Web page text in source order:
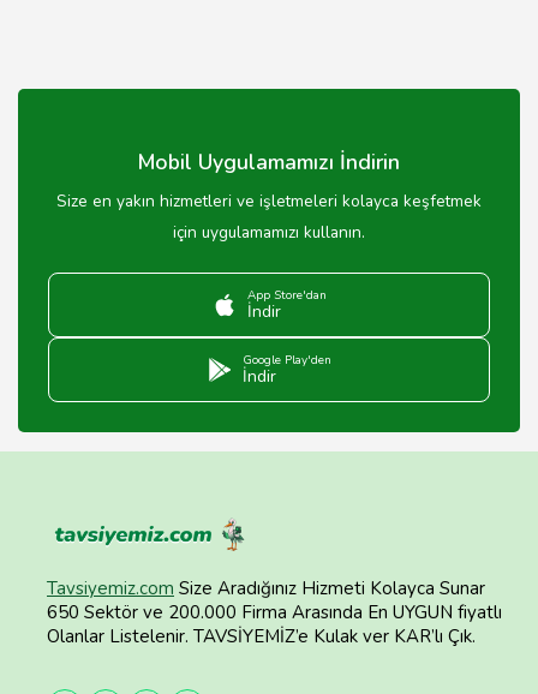
Mobil Uygulamamızı İndirin
Size en yakın hizmetleri ve işletmeleri kolayca keşfetmek
için uygulamamızı kullanın.
App Store'dan
İndir
Google Play'den
İndir
Tavsiyemiz.com Size Aradığınız Hizmeti Kolayca Sunar
650 Sektör ve 200.000 Firma Arasında En UYGUN fiyatlı
Olanlar Listelenir. TAVSİYEMİZ’e Kulak ver KAR’lı Çık.